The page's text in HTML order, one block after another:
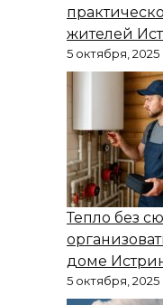
жителей
5 октября, 2025
Тепло без
доме
5 октября, 2025